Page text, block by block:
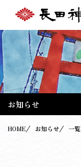
お知らせ
HOME お知らせ 一覧